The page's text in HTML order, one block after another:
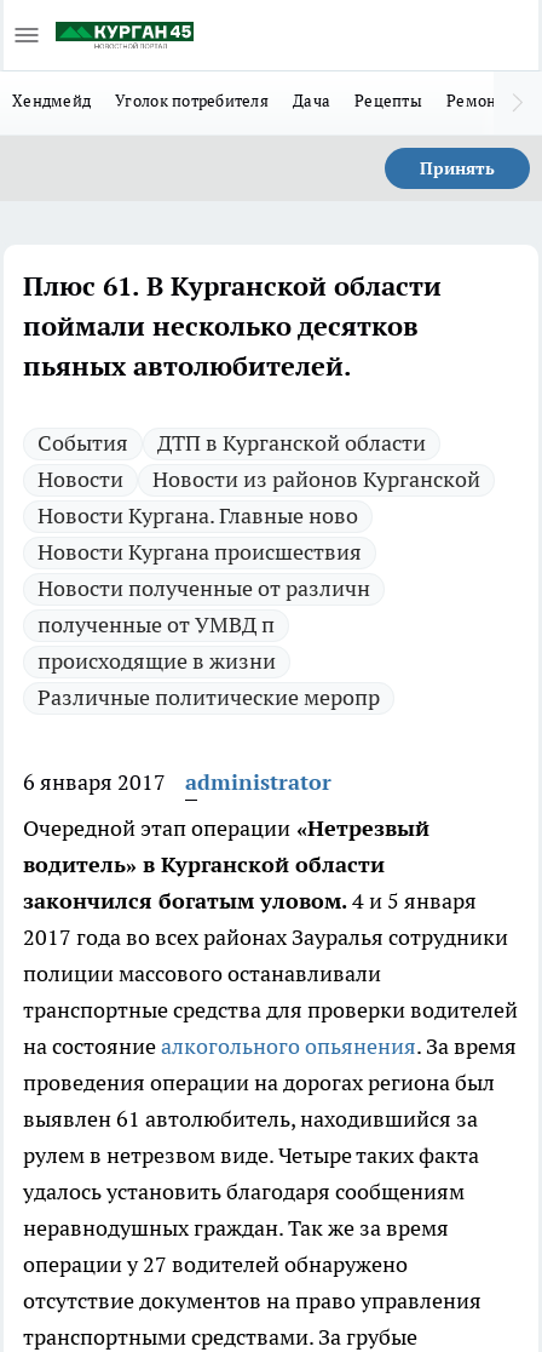
Хендмейд Уголок потребителя Дача Рецепты Ремонт
Принять
Плюс 61. В Курганской области
поймали несколько десятков
пьяных автолюбителей.
Cобытия
ДТП в Курганской области
Новости
Новости из районов Курганской
Новости Кургана. Главные ново
Новости Кургана происшествия
Новости полученные от различн
полученные от УМВД п
происходящие в жизни
Различные политические меропр
6 января 2017
administrator
Очередной этап операции «Нетрезвый
водитель» в Курганской области
закончился богатым уловом.4 и 5 января
2017 года во всех районах Зауралья сотрудники
полиции массового останавливали
транспортные средства для проверки водителей
на состояниеалкогольного опьянения. За время
проведения операции на дорогах региона был
выявлен 61 автолюбитель, находившийся за
рулем в нетрезвом виде. Четыре таких факта
удалось установить благодаря сообщениям
неравнодушных граждан. Так же за время
операции у 27 водителей обнаружено
отсутствие документов на право управления
транспортными средствами. За грубые